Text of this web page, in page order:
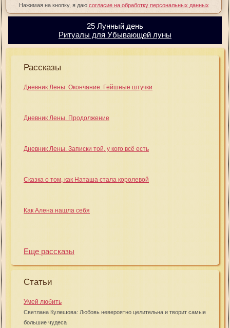
Нажимая на кнопку, я даю согласие на обработку персональных данных
25 Лунный день
Ритуалы для Убывающей луны
Рассказы
Дневник Лены. Окончание. Гейшные штучки
Дневник Лены. Продолжение
Дневник Лены. Записки той, у кого всё есть
Сказка о том, как Наташа стала королевой
Как Алена нашла себя
Еще рассказы
Статьи
Умей любить
Светлана Кулешова: Любовь невероятно целительна и творит самые
большие чудеса